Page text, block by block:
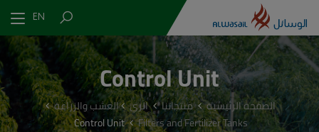
EN
Control Unit
الصفحة الرئيسية منتجاتنا الري
العشب والزراعة
Filters and Fertilizer Tanks
Control Unit